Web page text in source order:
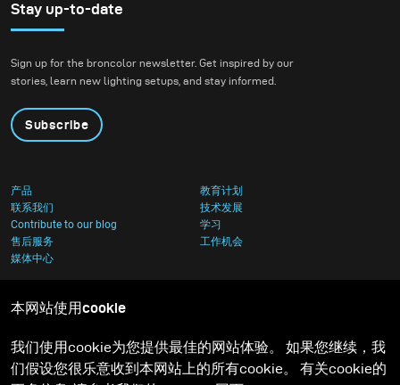
Stay up-to-date
Sign up for the broncolor newsletter. Get inspired by our
stories, learn new lighting setups, and stay informed.
Subscribe
产品
教育计划
联系我们
技术发展
Contribute to our blog
学习
售后服务
工作机会
媒体中心
本网站使用cookie
我们使用cookie为您提供最佳的网站体验。 如果您继续，我
们假设您很乐意收到本网站上的所有cookie。 有关cookie的